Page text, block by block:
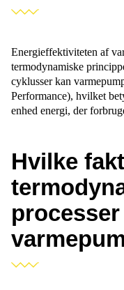
Energieffektiviteten af
termodynamiske
cyklusser kan
Performance), hvilket
enhed energi, der
Hvilke
processer